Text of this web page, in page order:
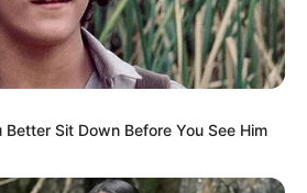
ΜΜ
Better Sit Down Before You See Him